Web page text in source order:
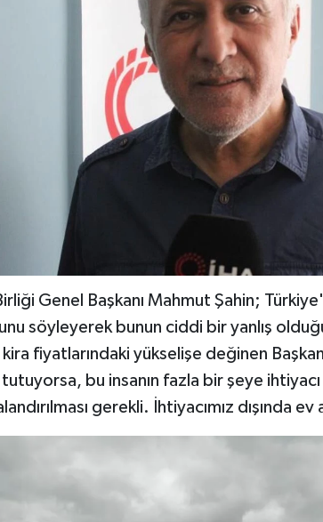
Genel Başkanı Mahmut Şahin;
söyleyerek bunun ciddi bir yanlış
fiyatlarındaki yükselişe değinen
bu insanın fazla bir şeye
gerekli. İhtiyacımız dışında ev